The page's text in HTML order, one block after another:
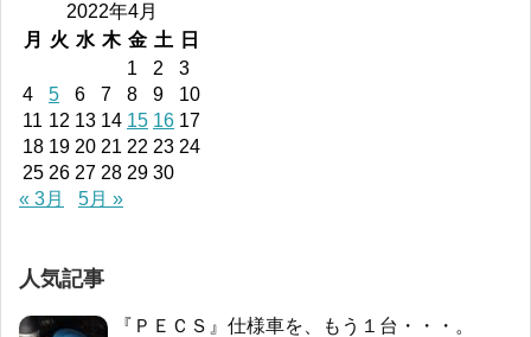
2022年4月
月
火 水 木 金 土
日
1
2
3
4
5 6 7 8 9
10
11 12 13 14 15 16 17
18 19 20 21 22 23 24
25 26 27 28 29 30
« 3月
5月 »
人気記事
『ＰＥＣＳ』仕様車を、もう１台・・・。